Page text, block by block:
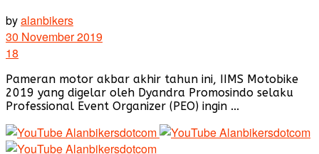
byalanbikers
30 November 2019
18
Pameran motor akbar akhir tahun ini, IIMS Motobike
2019 yang digelar oleh Dyandra Promosindo selaku
Professional Event Organizer (PEO) ingin ...